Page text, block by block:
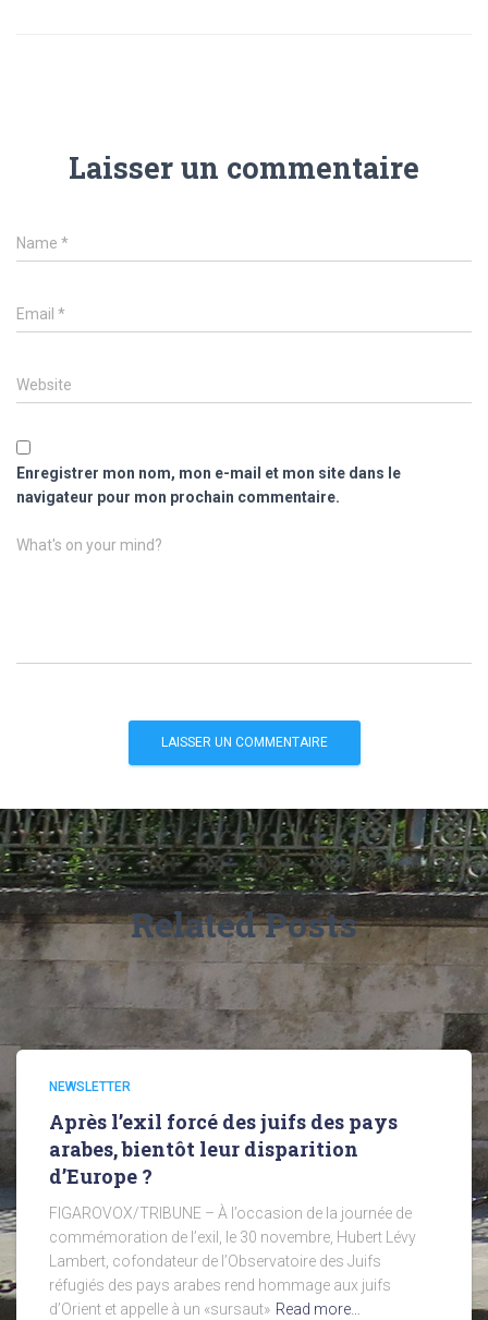
Laisser un commentaire
Name *
Email *
Website
Enregistrer mon nom, mon e-mail et mon site dans le
navigateur pour mon prochain commentaire.
What's on your mind?
Related Posts
NEWSLETTER
Après l’exil forcé des juifs des pays
arabes, bientôt leur disparition
d’Europe ?
FIGAROVOX/TRIBUNE – À l’occasion de la journée de
commémoration de l’exil, le 30 novembre, Hubert Lévy
Lambert, cofondateur de l’Observatoire des Juifs
réfugiés des pays arabes rend hommage aux juifs
d’Orient et appelle à un «sursaut» Read more…